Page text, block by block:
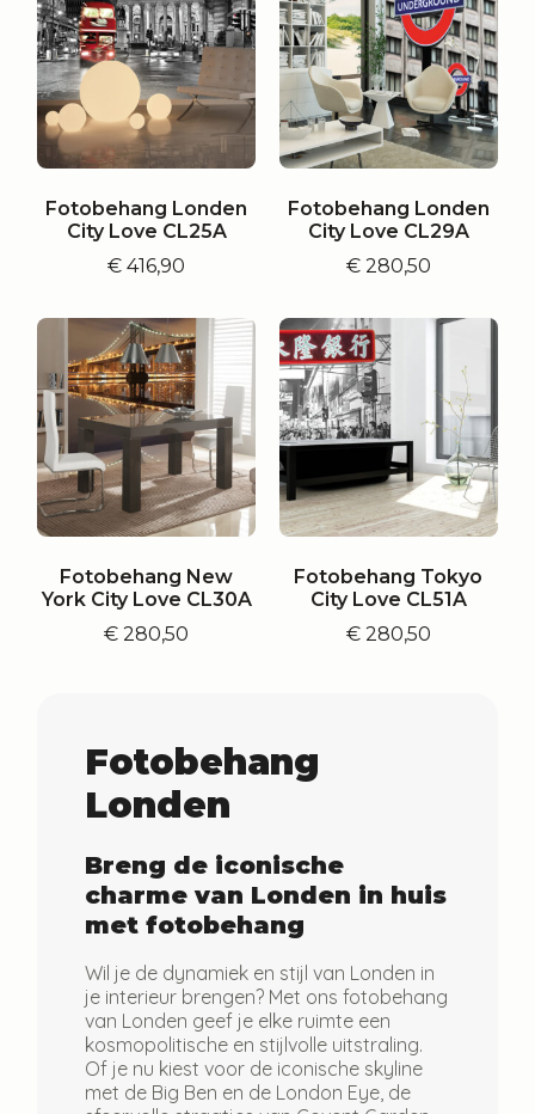
Fotobehang Londen
City Love CL25A
€ 416,90
Fotobehang Londen
City Love CL29A
€280,50
Fotobehang New
York City Love CL30A
€ 280,50
Fotobehang Tokyo
City Love CL51A
€280,50
Fotobehang
Londen
Breng de iconische
charme van Londen in huis
met fotobehang
Wil je de dynamiek en stijl van Londen in
je interieur brengen? Met ons fotobehang
van Londen geef je elke ruimte een
kosmopolitische en stijlvolle uitstraling.
Of je nu kiest voor de iconische skyline
met de Big Ben en de London Eye, de